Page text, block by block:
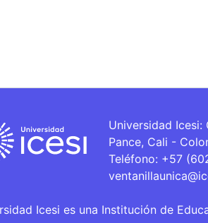
Universidad Icesi:
Pance, Cali -
Teléfono: +57
Icesi es una Institución de